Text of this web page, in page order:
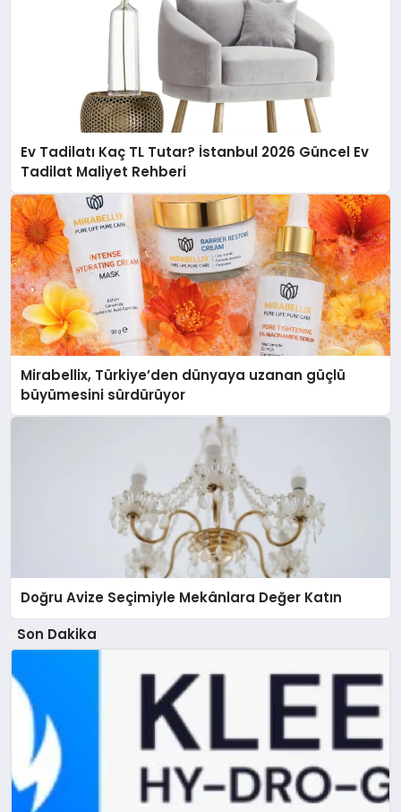
Ev Tadilatı Kaç TL Tutar? İstanbul 2026 Güncel Ev
Tadilat Maliyet Rehberi
Mirabellix, Türkiye’den dünyaya uzanan güçlü
büyümesini sürdürüyor
Doğru Avize Seçimiyle Mekânlara Değer Katın
Son Dakika